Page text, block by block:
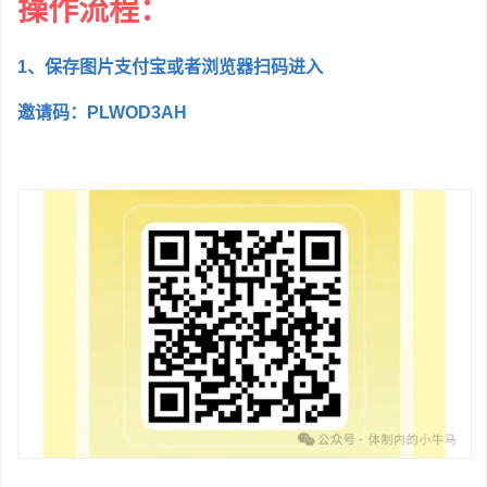
操作流程：
1、保存图片支付宝或者浏览器扫码进入
邀请码：PLWOD3AH